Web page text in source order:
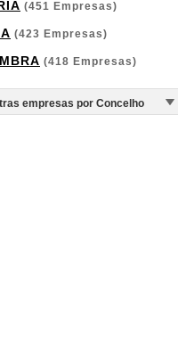
(451 Empresas)
(423 Empresas)
(418 Empresas)